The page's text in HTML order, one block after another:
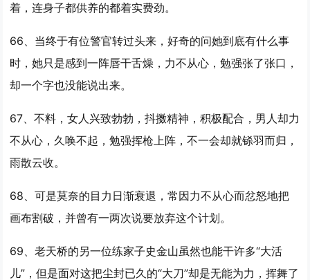
着，连身子都供养的都着实费劲。
66、当终于有位警官转过头来，好奇的问她到底有什么事
时，她只是感到一阵唇干舌燥， 力不从心 ，勉强张了张口，
却一个字也没能说出来。
67、不料，女人兴致勃勃，抖擞精神，积极配合，男人却力
不从心 ，久唤不起，勉强挥枪上阵，不一会却就铩羽而归，
雨散云收。
68、可是莫奈的目力日渐衰退，常因力不从心而忿怒地把
画布割破，并曾有一两次说要放弃这个计划。
69、老天桥的另一位练家子史金山虽然也能干许多“大活
儿”，但是面对这把尘封已久的“大刀”却是无能为力，挥舞了